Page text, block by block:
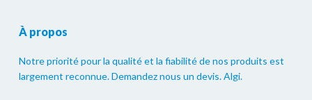
À propos
Notre priorité pour la qualité et la fiabilité de nos produits est
largement reconnue. Demandez nous un devis. Algi.